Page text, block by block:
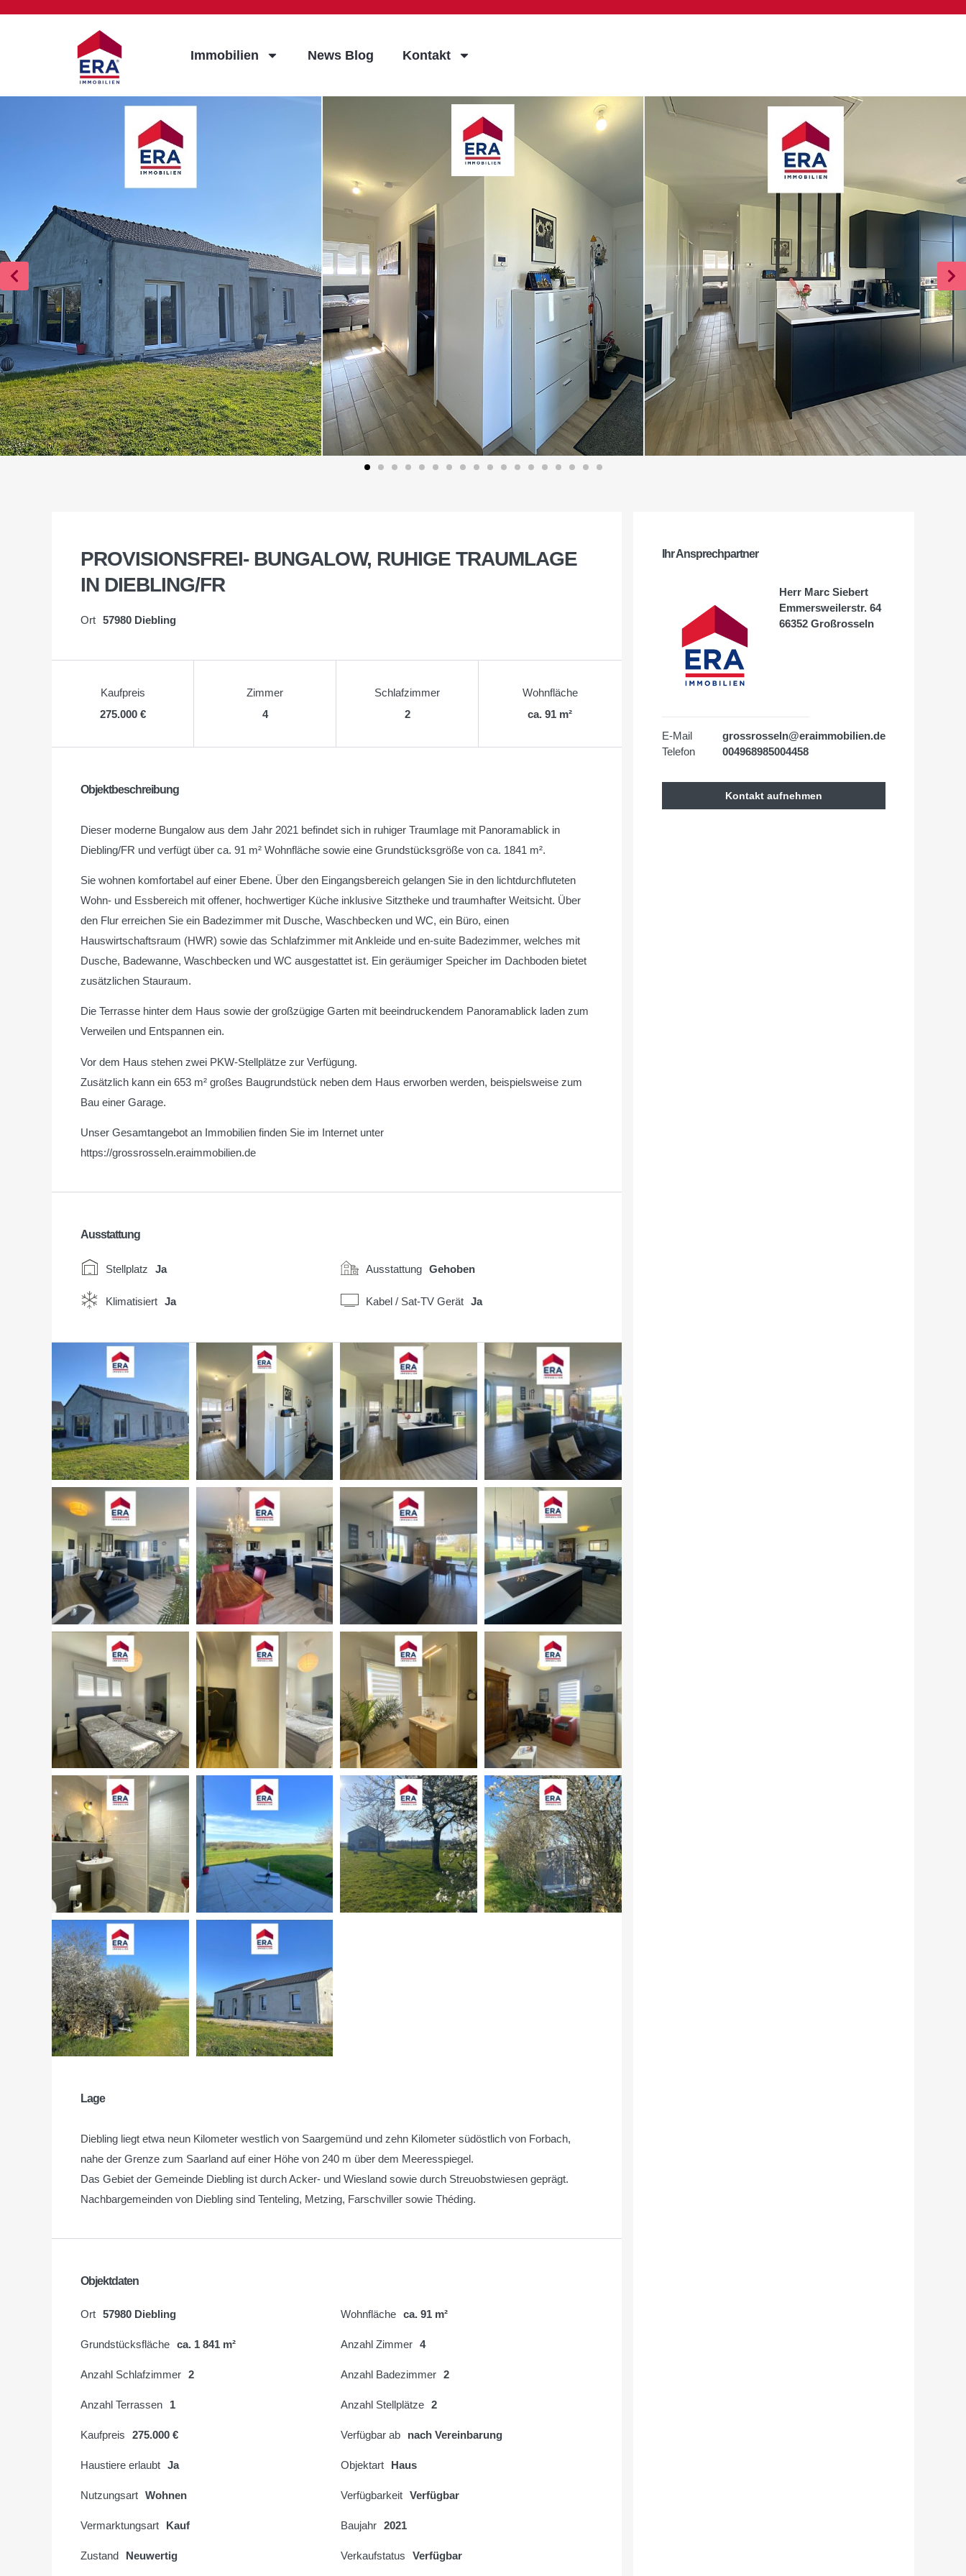
Immobilien News Blog Kontakt
PROVISIONSFREI- BUNGALOW, RUHIGE TRAUMLAGE
IN DIEBLING/FR
Ort 57980 Diebling
Kaufpreis
275.000 €
Zimmer
4
Schlafzimmer
2
Wohnfläche
ca. 91 m²
Objektbeschreibung
Dieser moderne Bungalow aus dem Jahr 2021 befindet sich in ruhiger Traumlage mit Panoramablick in
Diebling/FR und verfügt über ca. 91 m² Wohnfläche sowie eine Grundstücksgröße von ca. 1841 m².
Sie wohnen komfortabel auf einer Ebene. Über den Eingangsbereich gelangen Sie in den lichtdurchfluteten
Wohn- und Essbereich mit offener, hochwertiger Küche inklusive Sitztheke und traumhafter Weitsicht. Über
den Flur erreichen Sie ein Badezimmer mit Dusche, Waschbecken und WC, ein Büro, einen
Hauswirtschaftsraum (HWR) sowie das Schlafzimmer mit Ankleide und en-suite Badezimmer, welches mit
Dusche, Badewanne, Waschbecken und WC ausgestattet ist. Ein geräumiger Speicher im Dachboden bietet
zusätzlichen Stauraum.
Die Terrasse hinter dem Haus sowie der großzügige Garten mit beeindruckendem Panoramablick laden zum
Verweilen und Entspannen ein.
Vor dem Haus stehen zwei PKW-Stellplätze zur Verfügung.
Zusätzlich kann ein 653 m² großes Baugrundstück neben dem Haus erworben werden, beispielsweise zum
Bau einer Garage.
Unser Gesamtangebot an Immobilien finden Sie im Internet unter
https://grossrosseln.eraimmobilien.de
Ausstattung
Stellplatz Ja Ausstattung Gehoben
Klimatisiert Ja Kabel / Sat-TV Gerät Ja
Lage
Diebling liegt etwa neun Kilometer westlich von Saargemünd und zehn Kilometer südöstlich von Forbach,
nahe der Grenze zum Saarland auf einer Höhe von 240 m über dem Meeresspiegel.
Das Gebiet der Gemeinde Diebling ist durch Acker- und Wiesland sowie durch Streuobstwiesen geprägt.
Nachbargemeinden von Diebling sind Tenteling, Metzing, Farschviller sowie Théding.
Objektdaten
Ort 57980 Diebling Wohnfläche ca. 91 m²
Grundstücksfläche ca. 1 841 m² Anzahl Zimmer 4
Anzahl Schlafzimmer 2 Anzahl Badezimmer 2
Anzahl Terrassen 1 Anzahl Stellplätze 2
Kaufpreis 275.000 € Verfügbar ab nach Vereinbarung
Haustiere erlaubt Ja Objektart Haus
Nutzungsart Wohnen Verfügbarkeit Verfügbar
Vermarktungsart Kauf Baujahr 2021
Zustand Neuwertig Verkaufstatus Verfügbar
Ihr Ansprechpartner
Herr Marc Siebert
Emmersweilerstr. 64
66352 Großrosseln
E-Mail
grossrosseln@eraimmobilien.de
Telefon
004968985004458
Kontakt aufnehmen